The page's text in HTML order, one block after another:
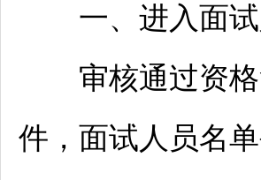
一、进入面试
审核通过资格
件，面试人员名